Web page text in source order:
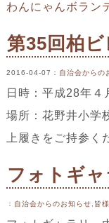
わんにゃんボラン
第35回柏
2016-04-07 ： 自治会からの
日時：平成28年
場所：花野井小
上履きをご持参く
フォトギ
： 自治会からのお知らせ 皆